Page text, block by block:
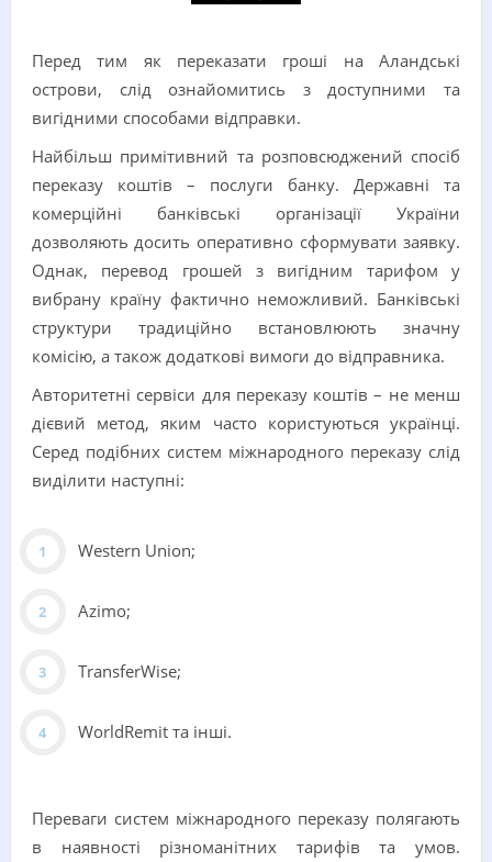
Перед тим як переказати гроші на Аландські
острови, слід ознайомитись з доступними та
вигідними способами відправки.
Найбільш примітивний та розповсюджений спосіб
переказу коштів – послуги банку. Державні та
комерційні банківські організації України
дозволяють досить оперативно сформувати заявку.
Однак, перевод грошей з вигідним тарифом у
вибрану країну фактично неможливий. Банківські
структури традиційно встановлюють значну
комісію, а також додаткові вимоги до відправника.
Авторитетні сервіси для переказу коштів – не менш
дієвий метод, яким часто користуються українці.
Серед подібних систем міжнародного переказу слід
виділити наступні:
Western Union;
Azimo;
TransferWise;
WorldRemit та інші.
Переваги систем міжнародного переказу полягають
в наявності різноманітних тарифів та умов.